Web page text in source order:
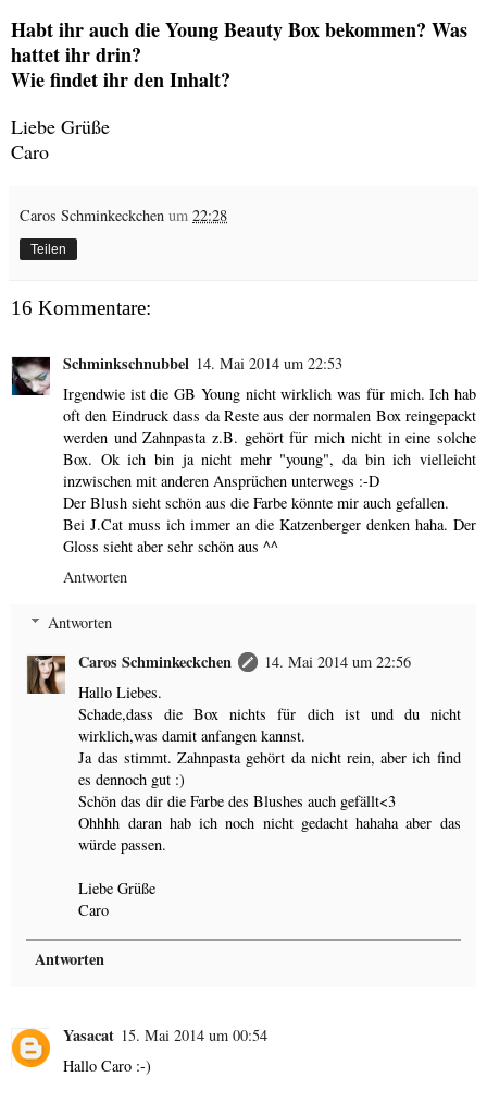
Habt ihr auch die Young Beauty Box bekommen? Was
hattet ihr drin?
Wie findet ihr den Inhalt?
Liebe Grüße
Caro
Caros Schminkeckchen um 22:28
Teilen
16 Kommentare:
Schminkschnubbel 14. Mai 2014 um 22:53
Irgendwie ist die GB Young nicht wirklich was für mich. Ich hab
oft den Eindruck dass da Reste aus der normalen Box reingepackt
werden und Zahnpasta z.B. gehört für mich nicht in eine solche
Box. Ok ich bin ja nicht mehr "young", da bin ich vielleicht
inzwischen mit anderen Ansprüchen unterwegs :-D
Der Blush sieht schön aus die Farbe könnte mir auch gefallen.
Bei J.Cat muss ich immer an die Katzenberger denken haha. Der
Gloss sieht aber sehr schön aus ^^
Antworten
Antworten
Caros Schminkeckchen
14. Mai 2014 um 22:56
Hallo Liebes.
Schade,dass die Box nichts für dich ist und du nicht
wirklich,was damit anfangen kannst.
Ja das stimmt. Zahnpasta gehört da nicht rein, aber ich find
es dennoch gut :)
Schön das dir die Farbe des Blushes auch gefällt<3
Ohhhh daran hab ich noch nicht gedacht hahaha aber das
würde passen.
Liebe Grüße
Caro
Antworten
Yasacat 15. Mai 2014 um 00:54
Hallo Caro :-)